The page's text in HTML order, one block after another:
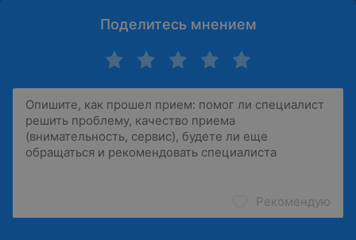
Поделитесь мнением
Рекомендую